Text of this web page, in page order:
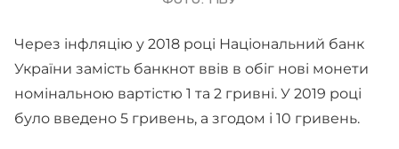
Через інфляцію у 2018 році Національний банк
України замість банкнот ввів в обіг нові монети
номінальною вартістю 1 та 2 гривні. У 2019 році
було введено 5 гривень, а згодом і 10 гривень.